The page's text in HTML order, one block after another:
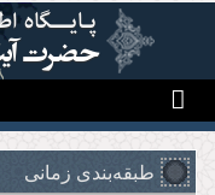
رفتن به محتوای اصلی
طبقه‌بندی زمانی